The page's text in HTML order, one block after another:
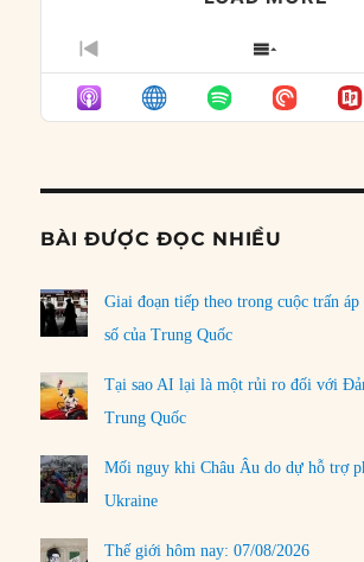
PREVIOUS
EPISODE
SHOW
LIST
BÀI ĐƯỢC ĐỌC NHIỀU
Giai đoạn tiếp theo trong cuộc trấn áp
số của Trung Quốc
Tại sao AI lại là một rủi ro đối với
Trung Quốc
Mối nguy khi Châu Âu do dự hỗ trợ
Ukraine
Thế giới hôm nay: 07/08/2026